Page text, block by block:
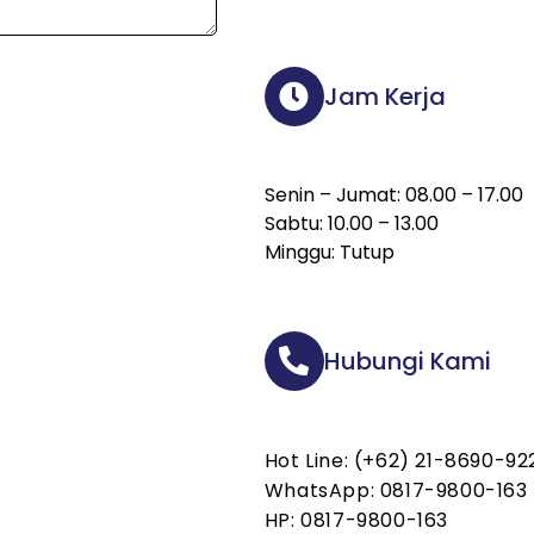
Jam Kerja
Senin – Jumat: 08.00 – 17.00
Sabtu: 10.00 – 13.00
Minggu: Tutup
Hubungi Kami
Hot Line: (+62) 21-8690-
WhatsApp: 0817-9800-163
HP: 0817-9800-163